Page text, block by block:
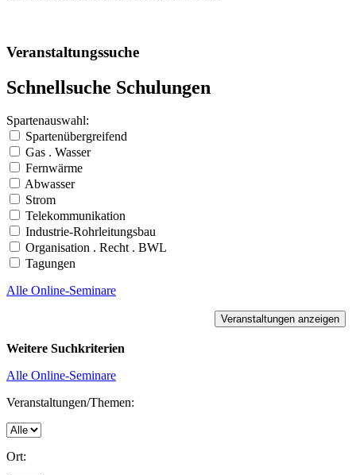
Veranstaltungssuche
Schnellsuche Schulungen
Spartenauswahl:
Spartenübergreifend
Gas . Wasser
Fernwärme
Abwasser
Strom
Telekommunikation
Industrie-Rohrleitungsbau
Organisation . Recht . BWL
Tagungen
Alle Online-Seminare
Weitere Suchkriterien
Alle Online-Seminare
Veranstaltungen/Themen:
Ort: